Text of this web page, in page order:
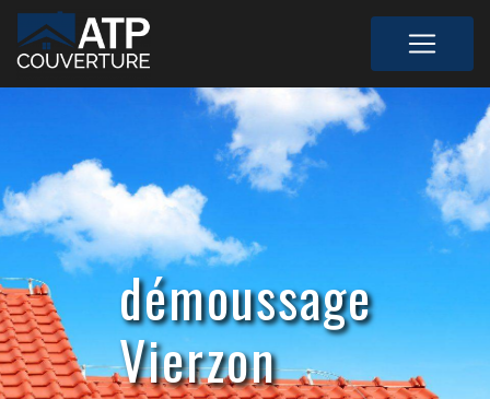
démoussage
Vierzon
Panneau de gestion des cookies